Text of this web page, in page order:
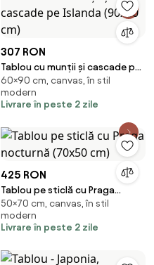
307 RON
Tablou cu munții și cascade pe
Islanda (90x60 cm)
60×90 cm, canvas, în stil
modern
Livrare în peste 2 zile
425 RON
Tablou pe sticlă cu Praga
nocturnă (70x50 cm)
50×70 cm, canvas, în stil
modern
Livrare în peste 2 zile